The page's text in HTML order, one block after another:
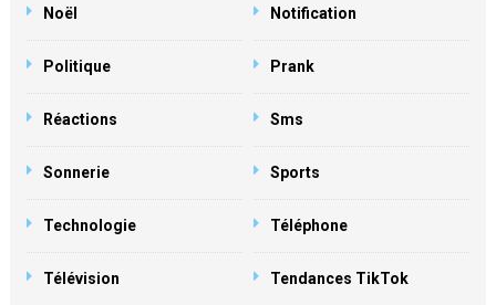
Noël Notification
Politique Prank
Réactions Sms
Sonnerie Sports
Technologie Téléphone
Télévision Tendances TikTok